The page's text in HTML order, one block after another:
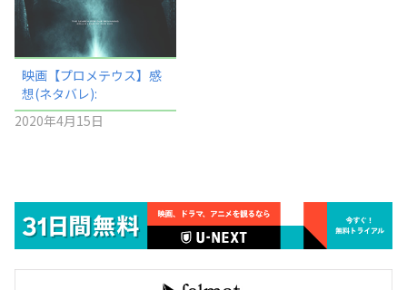
映画【プロメテウス】感
想(ネタバレ):
2020年4月15日